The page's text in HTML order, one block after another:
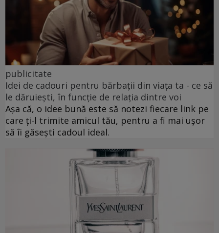
publicitate
Idei de cadouri pentru bărbații din viața ta - ce să
le dăruiești, în funcție de relația dintre voi
Așa că, o idee bună este să notezi fiecare link pe
care ți-l trimite amicul tău, pentru a fi mai ușor
să îi găsești cadoul ideal.